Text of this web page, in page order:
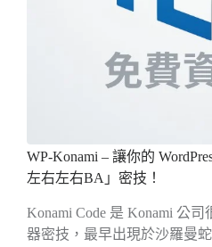
WP-Konami – 讓你的
左右左右BA」密技！
Konami Code 是 Konami 公
器密技，最早出現於沙羅曼